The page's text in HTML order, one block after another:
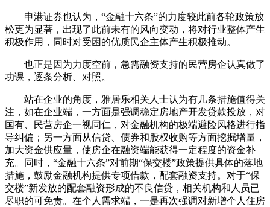
申港证券也认为，“金融十六条”的力度较此前各轮政策放
松更为显著，出现了此前未有的风向变动，将对行业整体产生
积极作用，同时对受困的优质民企主体产生积极推动。
也正是因为力度空前，急需融资支持的民营房企认真做了
功课，逐条分析、对照。
站在企业的角度，雅居乐相关人士认为有几条措施值得关
注，如在企业端，一方面是强调稳定房地产开发贷款投放，对
国有、民营房企一视同仁，对金融机构的极端避险风格进行指
导纠偏；另一方面从信贷、债券和股权收购等方面挖掘增量，
加大资金供应量，使房企在融资端能获得一定程度的资金补
充。同时，“金融十六条”对前期“保交楼”政策提供具体的落地
措施，鼓励金融机构提供专项借款，配套融资支持。对于“保
交楼”新发放的配套融资形成的不良信贷，相关机构和人员已
尽职的可免责。在个人需求端，一是再次强调对新增个人住房